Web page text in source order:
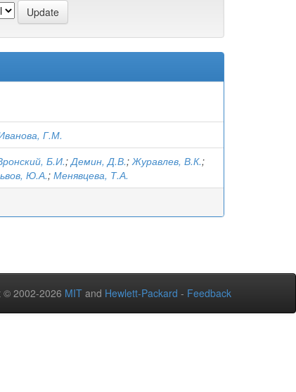
Г.М.
Б.И.;Демин, Д.В.;Журавлев, В.К.;
Ю.А.; Менявцева, Т.А.
© 2002-2026 MIT and Hewlett-Packard - Feedback